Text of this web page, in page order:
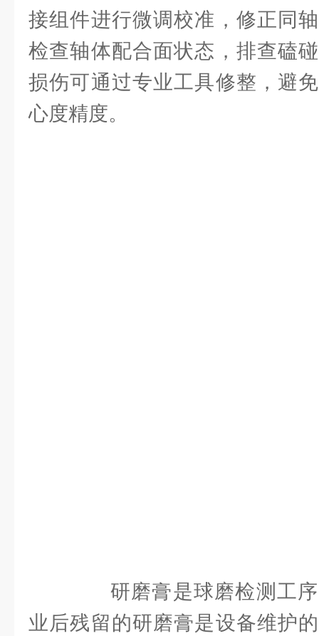
接组件进行微调校准，修正同
检查轴体配合面状态，排查磕
损伤可通过专业工具修整，避
心度精度。
研磨膏是球磨检测工序
业后残留的研磨膏是设备维护